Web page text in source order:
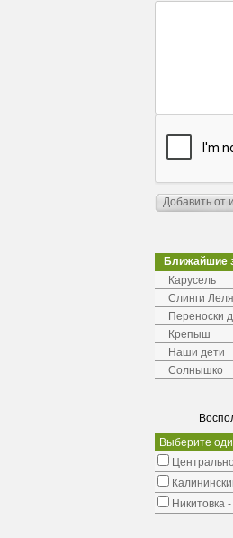
Ближайшие
Карусель
Слинги Леля
Переноски
Крепыш
Наши дети
Солнышко
Выберите
Никитовка